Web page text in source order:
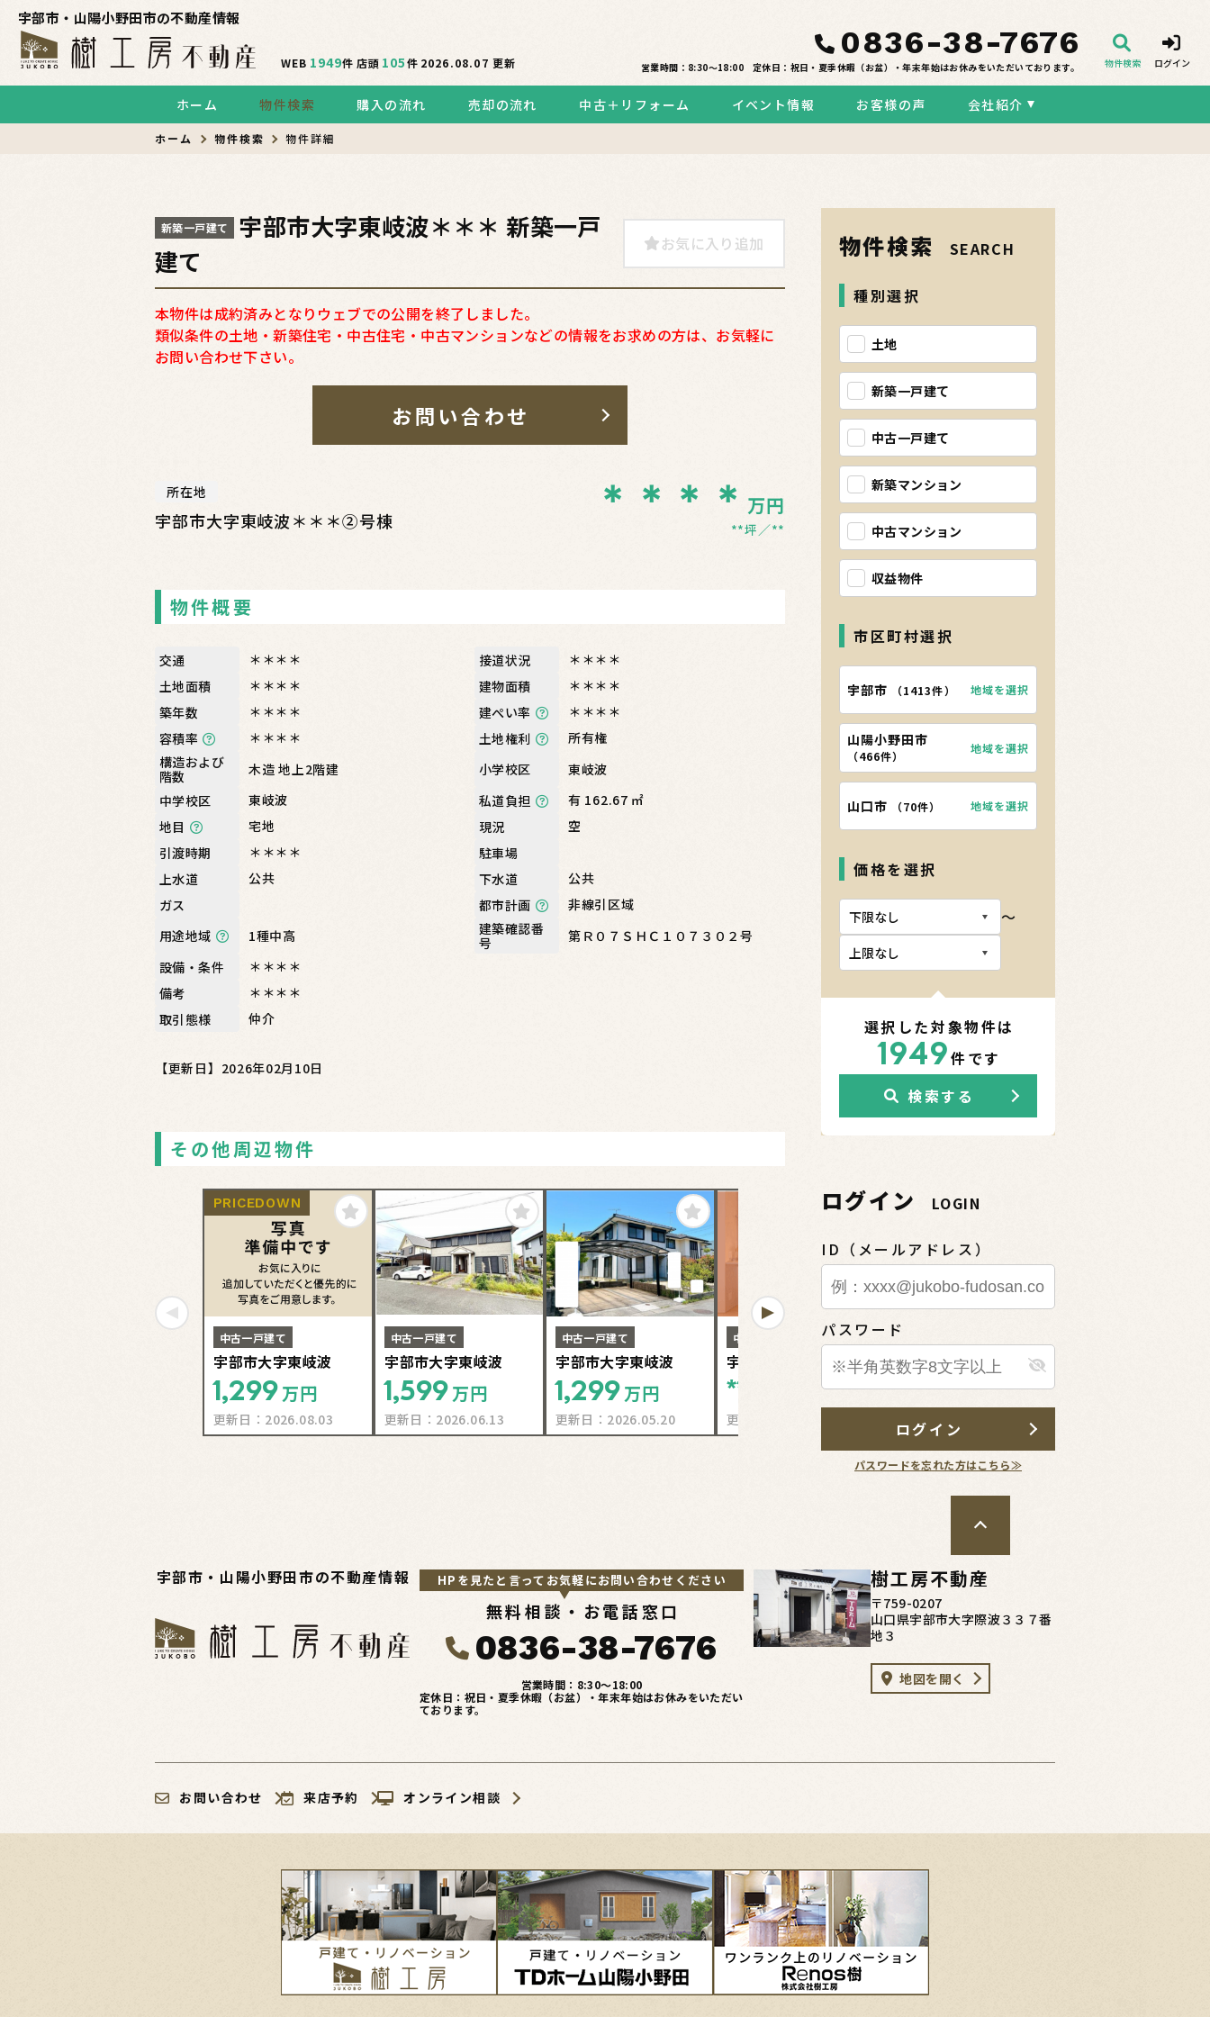
宇部市・山陽小野田市の不動産情報
WEB 1949件 店頭 105件 2026.08.07更新
0836-38-7676
営業時間：8:30〜18:00 定休日：祝日・夏季休暇（お盆）・年末年始はお休みをいただいております。 物件検索 ログイン
ホーム 物件検索 購入の流れ 売却の流れ 中古＋リフォーム イベント情報 お客様の声 会社紹介
ホーム 物件検索 物件詳細
新築一戸建て
宇部市大字東岐波＊＊＊ 新築一戸
建て
お気に入り追加
本物件は成約済みとなりウェブでの公開を終了しました。
類似条件の土地・新築住宅・中古住宅・中古マンションなどの情報をお求めの方は、お気軽に
お問い合わせ下さい。
お問い合わせ
所在地
宇部市大字東岐波＊＊＊②号棟 ＊＊＊＊ 万円
**坪 **
物件概要
交通 ＊＊＊＊ 接道状況
＊＊＊＊
土地面積
＊＊＊＊ 建物面積
＊＊＊＊
築年数
＊＊＊＊ 建ぺい率
＊＊＊＊
容積率
＊＊＊＊ 土地権利
所有権
構造および
階数
木造 地上2階建 小学校区
東岐波
中学校区
東岐波 私道負担
有 162.67 ㎡
地目
宅地 現況
空
引渡時期
＊＊＊＊
駐車場
上水道
公共 下水道
公共
ガス
都市計画
非線引区域
用途地域
1種中高
建築確認番
号
第Ｒ０７ＳＨＣ１０７３０２号
設備・条件
＊＊＊＊
備考
＊＊＊＊
取引態様
仲介
【更新日】2026年02月10日
その他周辺物件
PRICEDOWN
中古一戸建て
宇部市大字東岐波
1,299万円
更新日： 2026.08.03
中古一戸建て
宇部市大字東岐波
1,599万円
更新日： 2026.06.13
中古一戸建て
宇部市大字東岐波
1,299万円
更新日： 2026.05.20
会員限定公開物件
中古一戸建て
宇部市＊＊＊＊
****
更新日：
会員限定公開物件
宇部市＊＊＊＊
****万円
更新日：
物件検索 SEARCH
種別選択
土地
新築一戸建て
中古一戸建て
新築マンション
中古マンション
収益物件
市区町村選択
宇部市 （1413件） 地域を選択
山陽小野田市
（466件）
地域を選択
山口市 （70件） 地域を選択
価格を選択
〜
選択した対象物件は
1949件です
検索する
ログイン LOGIN
ID（メールアドレス）
パスワード
ログイン
パスワードを忘れた方はこちら≫
宇部市・山陽小野田市の不動産情報 HPを見たと言ってお気軽にお問い合わせください
無料相談・お電話窓口
0836-38-7676
営業時間：8:30〜18:00
定休日：祝日・夏季休暇（お盆）・年末年始はお休みをいただい
ております。
樹工房不動産
〒759-0207
山口県宇部市大字際波３３７番
地３
地図を開く
お問い合わせ 来店予約 オンライン相談